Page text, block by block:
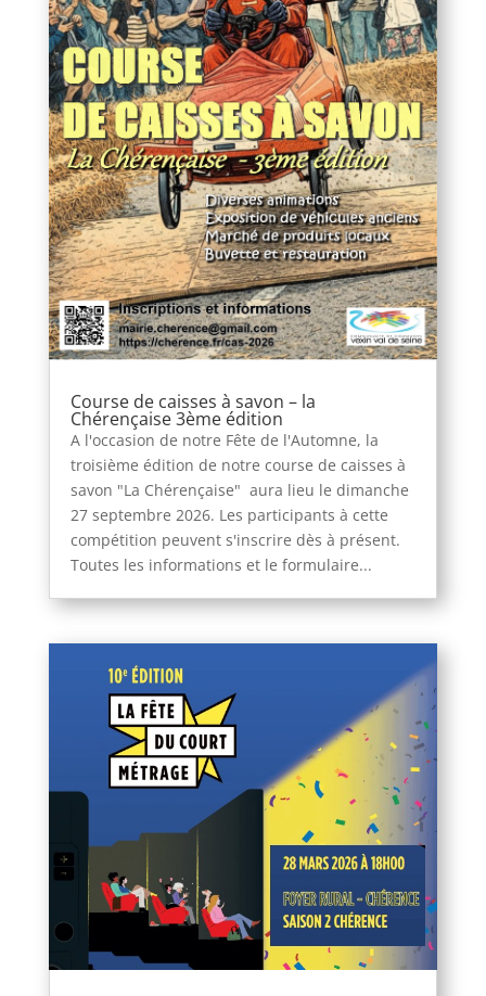
Course de caisses à savon – la
Chérençaise 3ème édition
A l'occasion de notre Fête de l'Automne, la
troisième édition de notre course de caisses à
savon "La Chérençaise" aura lieu le dimanche
27 septembre 2026. Les participants à cette
compétition peuvent s'inscrire dès à présent.
Toutes les informations et le formulaire...